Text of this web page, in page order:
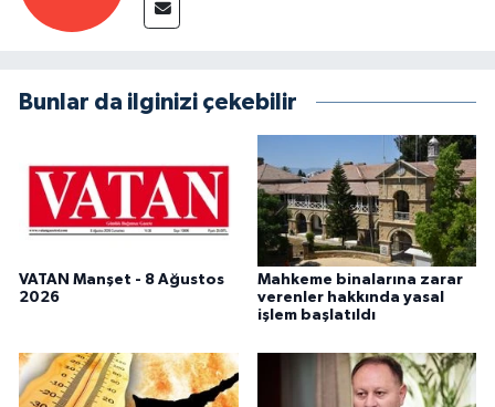
Bunlar da ilginizi çekebilir
VATAN Manşet - 8 Ağustos
2026
Mahkeme binalarına zarar
verenler hakkında yasal
işlem başlatıldı